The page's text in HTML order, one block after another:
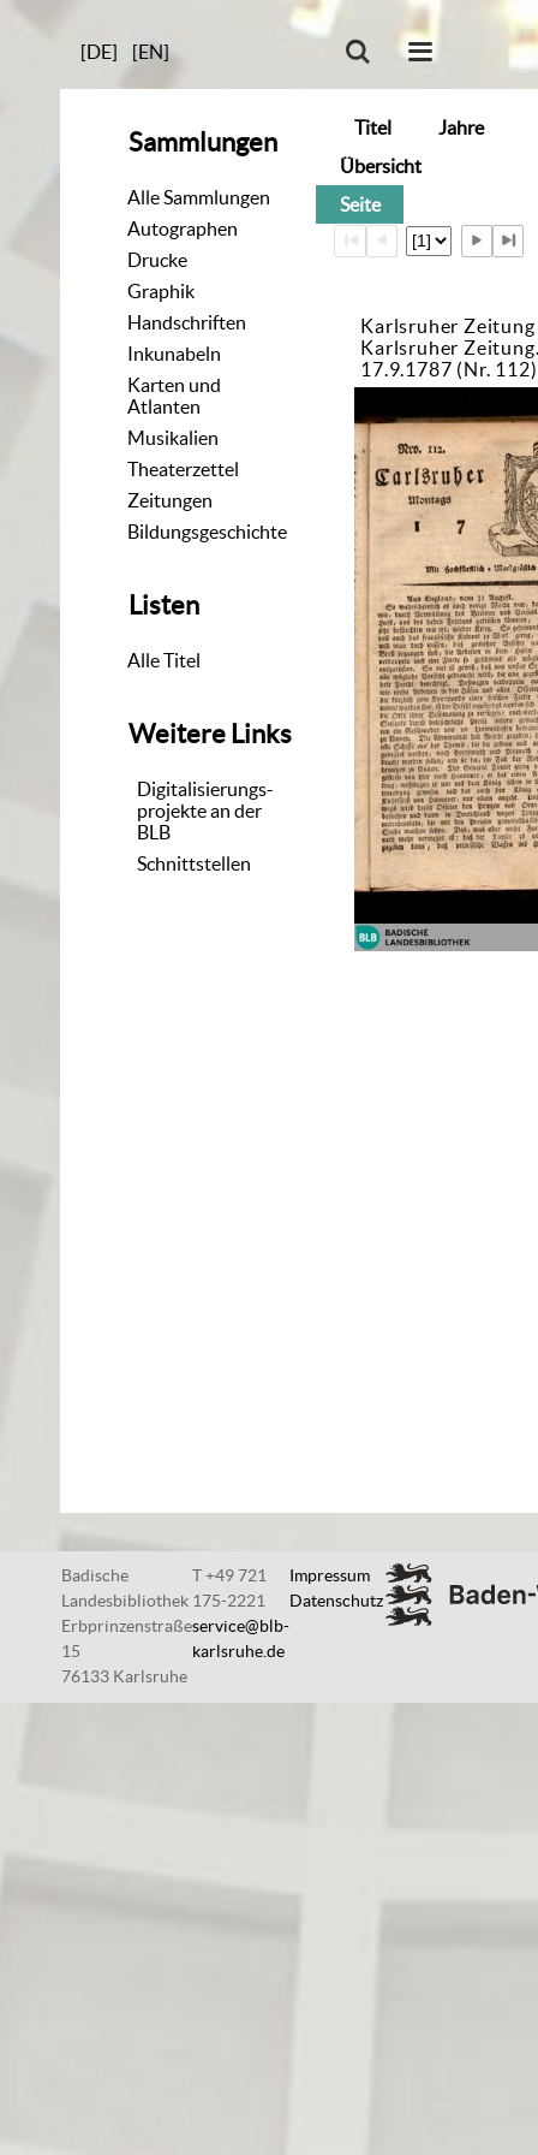
[DE] [EN]
Sammlungen
Alle Sammlungen
Autographen
Drucke
Graphik
Handschriften
Inkunabeln
Karten und
Atlanten
Musikalien
Theaterzettel
Zeitungen
Bildungsgeschichte
Listen
Alle Titel
Weitere Links
Digitalisierungs-
projekte an der
BLB
Schnittstellen
Titel
Jahre
Übersicht
Seite
Karlsruher Zeitung
Karlsruher
17.9.1787 (Nr. 112)
Badische
Landesbibliothek
Erbprinzenstraße
15
76133 Karlsruhe
T +49 721
175-2221
service@blb-
karlsruhe.de
Impressum
Datenschutz